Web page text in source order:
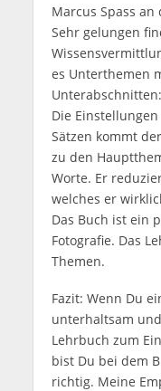
Marcus Spass an
Sehr gelungen
es Unterthemen
Die
Sätzen kommt
zu den
Worte. Er
welches er
Das Buch ist ein
Fotografie. Das
Themen.
Fazit: Wenn Du
unterhaltsam
Lehrbuch zum
bist Du bei dem
richtig. Meine